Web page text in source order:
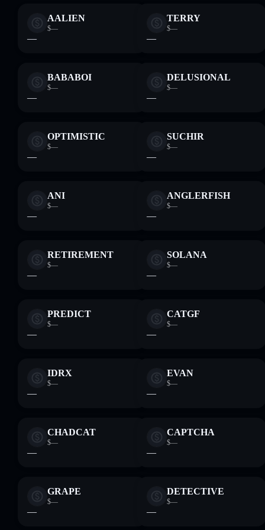
AALIEN
$—
—
TERRY
$—
—
BABABOI
$—
—
DELUSIONAL
$—
—
OPTIMISTIC
$—
—
SUCHIR
$—
—
ANI
$—
—
ANGLERFISH
$—
—
RETIREMENT
$—
—
SOLANA
$—
—
PREDICT
$—
—
CATGF
$—
—
IDRX
$—
—
EVAN
$—
—
CHADCAT
$—
—
CAPTCHA
$—
—
GRAPE
$—
—
DETECTIVE
$—
—